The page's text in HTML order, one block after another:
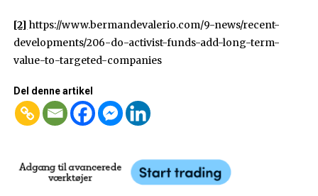
[2] https://www.bermandevalerio.com/9-news/recent-
developments/206-do-activist-funds-add-long-term-
value-to-targeted-companies
Del denne artikel